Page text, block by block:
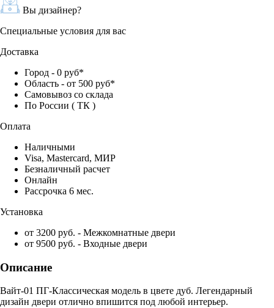
Вы дизайнер?
Специальные условия для вас
Доставка
Город - 0 руб*
Область - от 500 руб*
Самовывоз со склада
По России ( ТК )
Оплата
Наличными
Visa, Mastercard, МИР
Безналичный расчет
Онлайн
Рассрочка 6 мес.
Установка
от 3200 руб. - Межкомнатные двери
от 9500 руб. - Входные двери
Описание
Вайт-01 ПГ-Классическая модель в цвете дуб. Легендарный
дизайн двери отлично впишится под любой интерьер.